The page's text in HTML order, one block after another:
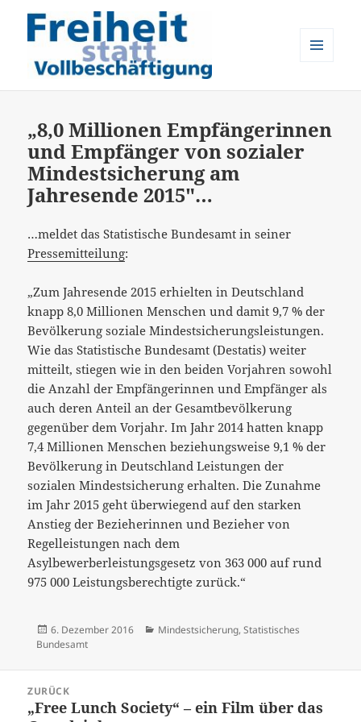
„8,0 Millionen Empfängerinnen
und Empfänger von sozialer
Mindestsicherung am
Jahresende 2015″…
…meldet das Statistische Bundesamt in seiner
Pressemitteilung:
„Zum Jahresende 2015 erhielten in Deutschland
knapp 8,0 Millionen Menschen und damit 9,7 % der
Bevölkerung soziale Mindestsicherungsleistungen.
Wie das Statistische Bundesamt (Destatis) weiter
mitteilt, stiegen wie in den beiden Vorjahren sowohl
die Anzahl der Empfängerinnen und Empfänger als
auch deren Anteil an der Gesamtbevölkerung
gegenüber dem Vorjahr. Im Jahr 2014 hatten knapp
7,4 Millionen Menschen beziehungsweise 9,1 % der
Bevölkerung in Deutschland Leistungen der
sozialen Mindestsicherung erhalten. Die Zunahme
im Jahr 2015 geht überwiegend auf den starken
Anstieg der Bezieherinnen und Bezieher von
Regelleistungen nach dem
Asylbewerberleistungsgesetz von 363 000 auf rund
975 000 Leistungsberechtigte zurück.“
Veröffentlicht
am
6. Dezember 2016 Kategorien
Mindestsicherung, Statistisches
Bundesamt
Navigation
ZURÜCK
Vorheriger
„Free Lunch Society“ – ein Film über das